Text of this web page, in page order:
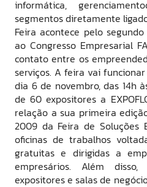
informática,
segmentos diretamente
Feira acontece pelo
ao Congresso Empresarial
contato entre os
serviços. A feira vai
dia 6 de novembro, das 14h
de 60 expositores a
relação a sua primeira
2009 da Feira de Soluções
oficinas de trabalhos
gratuitas e dirigidas a
empresários. Além
expositores e salas de